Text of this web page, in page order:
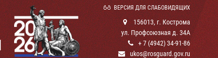
ВЕРСИЯ ДЛЯ СЛАБОВИДЯЩИХ
156013, г. Кострома
ул. Профсоюзная д. 34А
+ 7 (4942) 34-91-86
ukos@rosguard.gov.ru